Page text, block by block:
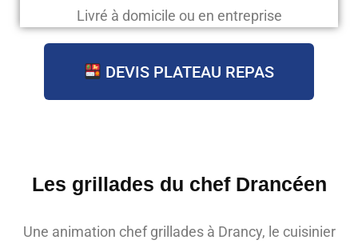
Livré à domicile ou en entreprise
DEVIS PLATEAU REPAS
Les grillades du chef Drancéen
Une animation chef grillades à Drancy, le cuisinier